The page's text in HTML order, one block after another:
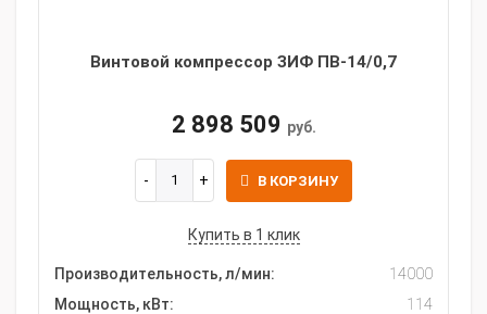
Винтовой компрессор ЗИФ ПВ-14/0,7
2 898 509 руб.
В КОРЗИНУ
Купить в 1 клик
Производительность, л/мин:
14000
Мощность, кВт:
114